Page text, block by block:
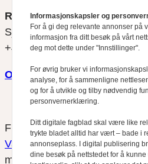
REDAKTØR
Sjur Anda
+47 470 34 460
Om oss
Finansfokus arbeider etter
Varsom-plakatensregler for
medlem av Fagpressen.
Informasjonskapsler og
For å gi deg relevante annonser på
informasjon fra ditt besøk på vårt
deg mot dette under "Innstillinger".
For øvrig bruker vi
analyse, for å sammenligne
og for å utvikle og tilby nødvendig
personvernerklæring.
Ditt digitale fagblad skal være like
trykte bladet alltid har vært – bade i
annonseplass. I digital publisering
dine besøk på nettstedet for å